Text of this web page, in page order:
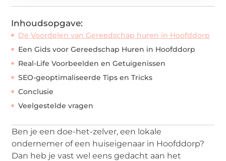
Inhoudsopgave:
De Voordelen van Gereedschap huren in Hoofddorp
Een Gids voor Gereedschap Huren in Hoofddorp
Real-Life Voorbeelden en Getuigenissen
SEO-geoptimaliseerde Tips en Tricks
Conclusie
Veelgestelde vragen
Ben je een doe-het-zelver, een lokale
ondernemer of een huiseigenaar in Hoofddorp?
Dan heb je vast wel eens gedacht aan het